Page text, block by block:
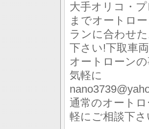
大手オリコ・
までオートロ
ランに合わせ
下さい!下取車
オートローン
気軽に
通常のオート
軽にご相談下